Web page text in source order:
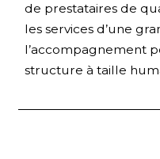
de prestataires de
les services d’une
l’accompagnement
structure à taille